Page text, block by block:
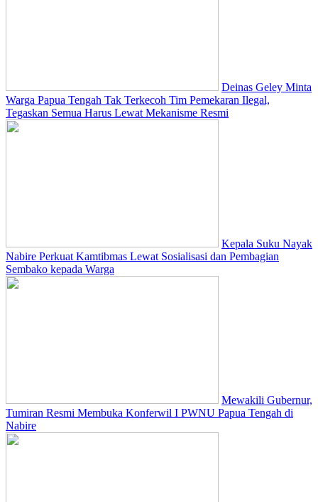
Deinas Geley Minta
Warga Papua Tengah Tak Terkecoh Tim Pemekaran Ilegal,
Tegaskan Semua Harus Lewat Mekanisme Resmi
Kepala Suku Nayak
Nabire Perkuat Kamtibmas Lewat Sosialisasi dan Pembagian
Sembako kepada Warga
Mewakili Gubernur,
Tumiran Resmi Membuka Konferwil I PWNU Papua Tengah di
Nabire